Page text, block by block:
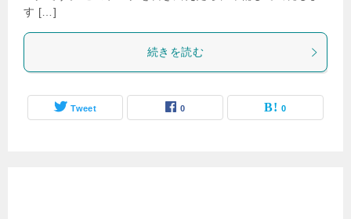
す […]
続きを読む
Tweet 0 0